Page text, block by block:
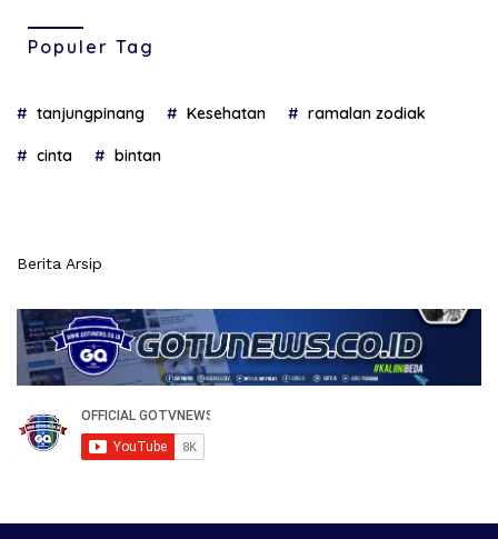
Populer Tag
tanjungpinang Kesehatan ramalan zodiak
cinta bintan
Berita Arsip